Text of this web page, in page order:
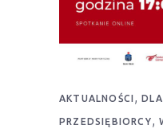
AKTUALNOŚCI,
PRZEDSIĘBIORCY,